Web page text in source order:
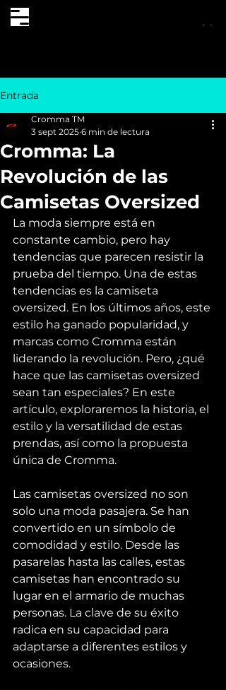
Entrada
Cromma: La
Revolución de las
Camisetas Oversized
Cromma TM
3 sept 2025 6 min de lectura
La moda siempre está en
constante cambio, pero hay
tendencias que parecen resistir la
prueba del tiempo. Una de estas
tendencias es la camiseta
oversized. En los últimos años, este
estilo ha ganado popularidad, y
marcas como Cromma están
liderando la revolución. Pero, ¿qué
hace que las camisetas oversized
sean tan especiales? En este
artículo, exploraremos la historia, el
estilo y la versatilidad de estas
prendas, así como la propuesta
única de Cromma.
Las camisetas oversized no son
solo una moda pasajera. Se han
convertido en un símbolo de
comodidad y estilo. Desde las
pasarelas hasta las calles, estas
camisetas han encontrado su
lugar en el armario de muchas
personas. La clave de su éxito
radica en su capacidad para
adaptarse a diferentes estilos y
ocasiones.